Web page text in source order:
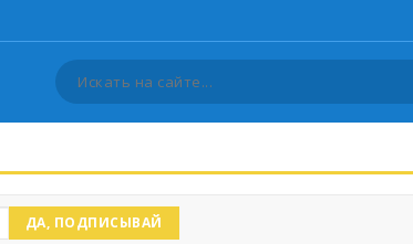
ДА, ПОДПИСЫВАЙ